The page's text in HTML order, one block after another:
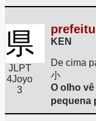
県
JLPT
4Joyo
3
KEN
De cima
小
O olho
pequena